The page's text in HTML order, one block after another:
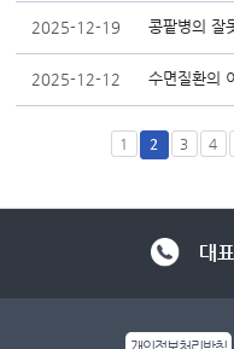
2025-12-19 콩팥병의 잘
2025-12-12 수면질환의
1 2 3 4
대